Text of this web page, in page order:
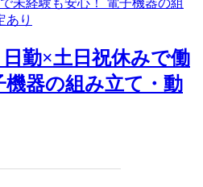
日勤×土日祝休みで働
器の組み立て・動